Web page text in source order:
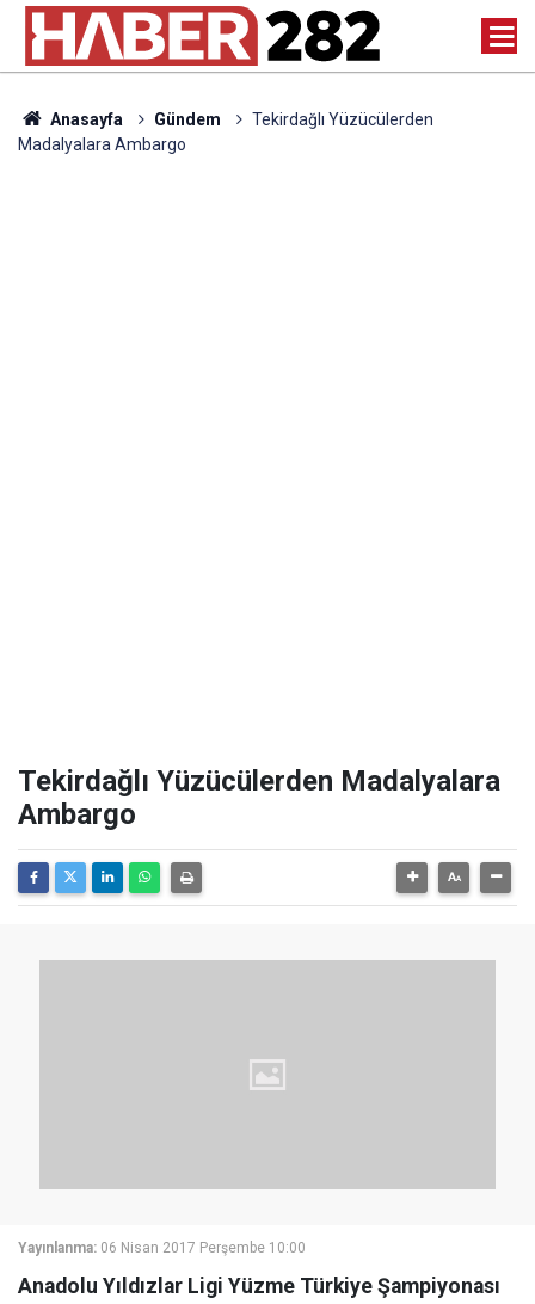
Anasayfa Gündem
Tekirdağlı Yüzücülerden
Madalyalara Ambargo
Tekirdağlı Yüzücülerden Madalyalara
Ambargo
Yayınlanma: 06 Nisan 2017 Perşembe 10:00
Anadolu Yıldızlar Ligi Yüzme Türkiye Şampiyonası